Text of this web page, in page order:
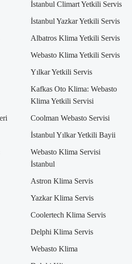
İstanbul Climart Yetkili Servis
İstanbul Yazkar Yetkili Servis
Albatros Klima Yetkili Servis
Webasto Klima Yetkili Servis
Yılkar Yetkili Servis
Kafkas Oto Klima: Webasto
Klima Yetkili Servisi
Coolman Webasto Servisi
İstanbul Yılkar Yetkili Bayii
Webasto Klima Servisi
İstanbul
Astron Klima Servis
Yazkar Klima Servis
Coolertech Klima Servis
Delphi Klima Servis
Webasto Klima